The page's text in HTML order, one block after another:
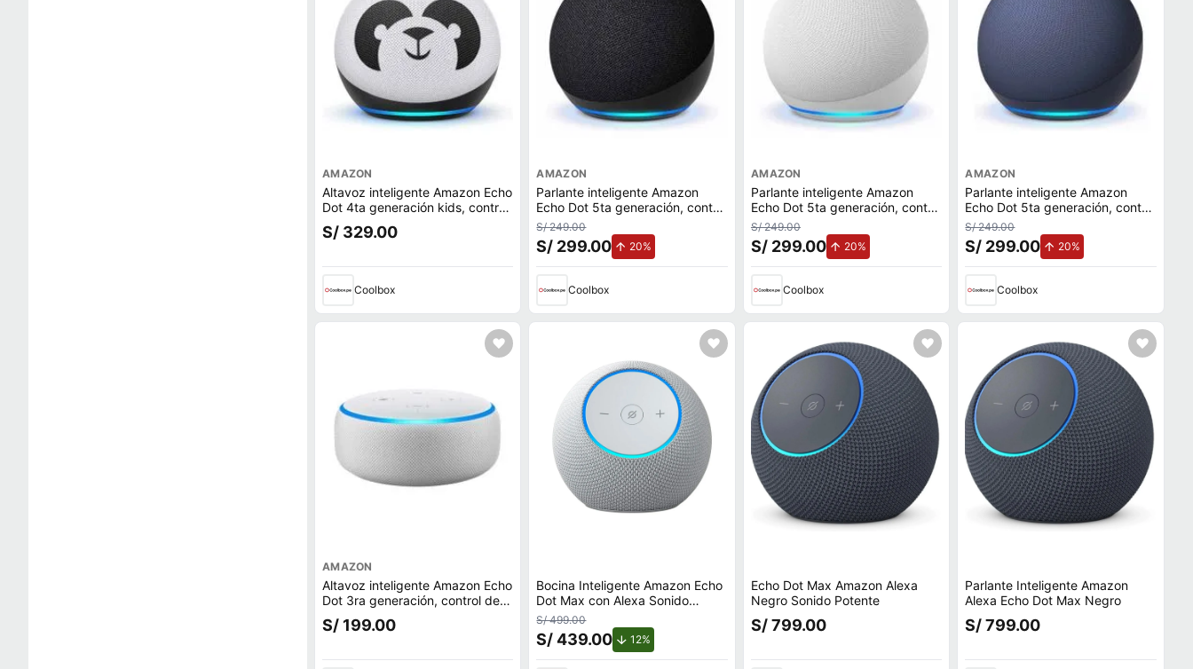
AMAZON
Altavoz inteligente Amazon Echo
Dot 4ta generación kids, control
de voz con Alexa, panda
S/ 329.00
Coolbox
AMAZON
Parlante inteligente Amazon
Echo Dot 5ta generación, control
de voz Alexa, Wi-Fi, bluetooth,
negro
S/ 249.00
S/ 299.00 20%
Coolbox
AMAZON
Parlante inteligente Amazon
Echo Dot 5ta generación, control
de voz Alexa, Wi-Fi, bluetooth,
blanco
S/ 249.00
S/ 299.00 20%de aumento.
Coolbox
AMAZON
Parlante inteligente Amazon
Echo Dot 5ta generación, control
de voz, Alexa, Wi-Fi, bluetooth,
azul
S/ 249.00
S/ 299.00 20%
Coolbox
AMAZON
Altavoz inteligente Amazon Echo
Dot 3ra generación, control de
voz con Alexa, blanco
S/ 199.00
Bocina Inteligente Amazon Echo
Dot Max con Alexa Sonido
Envolvente Color Blanco
S/ 499.00
S/ 439.00 12%
Echo Dot Max Amazon Alexa
Negro Sonido Potente
S/ 799.00
Parlante Inteligente Amazon
Alexa Echo Dot Max Negro
S/ 799.00